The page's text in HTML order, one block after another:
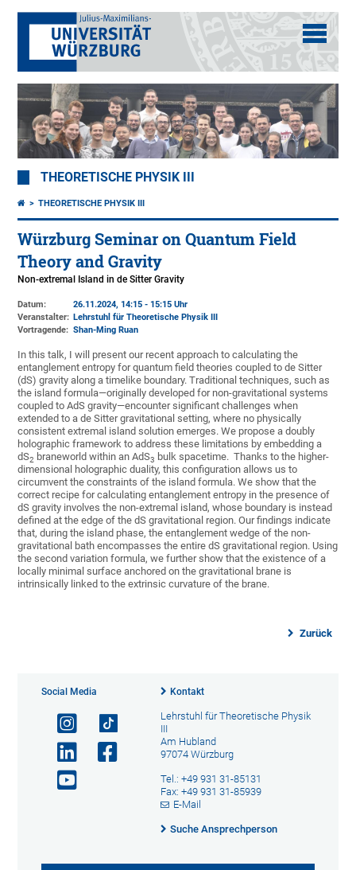
THEORETISCHE PHYSIK III
THEORETISCHE PHYSIK III
Würzburg Seminar on Quantum Field
Theory and Gravity
Non-extremal Island in de Sitter Gravity
Datum:
26.11.2024, 14:15 - 15:15 Uhr
Veranstalter: Lehrstuhl für Theoretische Physik III
Vortragende: Shan-Ming Ruan
In this talk, I will present our recent approach to calculating the
entanglement entropy for quantum field theories coupled to de Sitter
(dS) gravity along a timelike boundary. Traditional techniques, such as
the island formula—originally developed for non-gravitational systems
coupled to AdS gravity—encounter significant challenges when
extended to a de Sitter gravitational setting, where no physically
consistent extremal island solution emerges. We propose a doubly
holographic framework to address these limitations by embedding a
dS2 braneworld within an AdS3 bulk spacetime. Thanks to the higher-
dimensional holographic duality, this configuration allows us to
circumvent the constraints of the island formula. We show that the
correct recipe for calculating entanglement entropy in the presence of
dS gravity involves the non-extremal island, whose boundary is instead
defined at the edge of the dS gravitational region. Our findings indicate
that, during the island phase, the entanglement wedge of the non-
gravitational bath encompasses the entire dS gravitational region. Using
the second variation formula, we further show that the existence of a
locally minimal surface anchored on the gravitational brane is
intrinsically linked to the extrinsic curvature of the brane.
Zurück
Social Media Kontakt
Lehrstuhl für Theoretische Physik
III
Am Hubland
97074 Würzburg
Tel.: +49 931 31-85131
Fax: +49 931 31-85939
E-Mail
Suche Ansprechperson